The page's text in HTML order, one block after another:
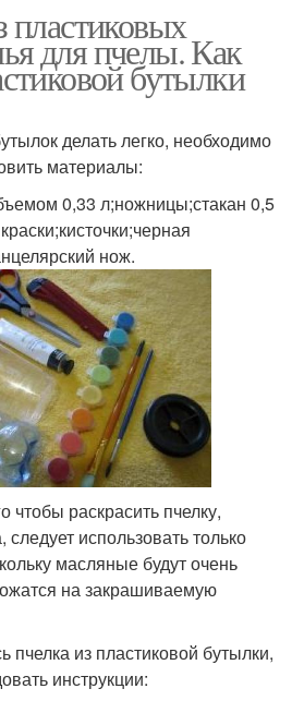
пластиковых
для пчелы. Как
бутылки
делать легко, необходимо
материалы:
0,33 л;ножницы;стакан 0,5
нож.
чтобы раскрасить пчелку,
использовать только
масляные будут очень
на закрашиваемую
пчелка из пластиковой бутылки,
инструкции: